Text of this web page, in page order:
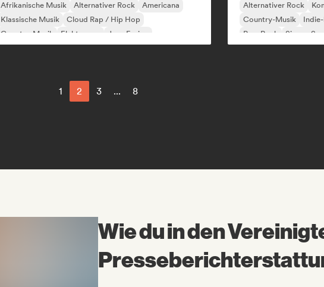
Afrikanische Musik Alternativer Rock
Americana
Klassische Musik
Cloud Rap / Hip Hop
Country-Musik
Elektropop Jazz-Fusion
Alternativer Rock
Country-Musik
Pop-Rock
Singer-
1 2 3 ... 8
Wie du in den